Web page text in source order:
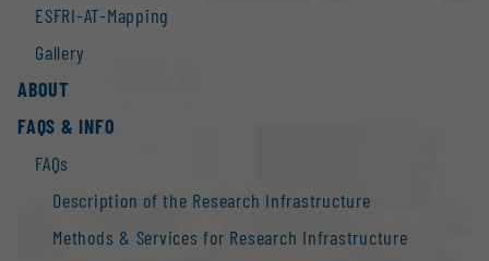
ESFRI-AT-Mapping
Gallery
ABOUT
FAQS & INFO
FAQs
Description of the Research Infrastructure
Methods & Services for Research Infrastructure